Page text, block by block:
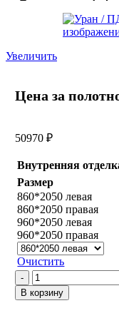
Увеличить
Цена за
50970₽
Внутренняя
Размер
860*2050 левая
860*2050 правая
960*2050 левая
960*2050 правая
Очистить
Количество
товара
Уран
В корзину